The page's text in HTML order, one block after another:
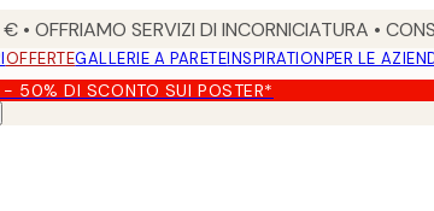
• OFFRIAMO SERVIZI DI INCORNICIATURA •
OFFERTEGALLERIE A PARETEINSPIRATIONPER LE
- 50% DI SCONTO SUI POSTER*